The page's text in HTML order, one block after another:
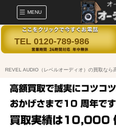
MENU
TEL 0120-789-986
REVEL AUDIO（レベルオーディオ）の買取なら